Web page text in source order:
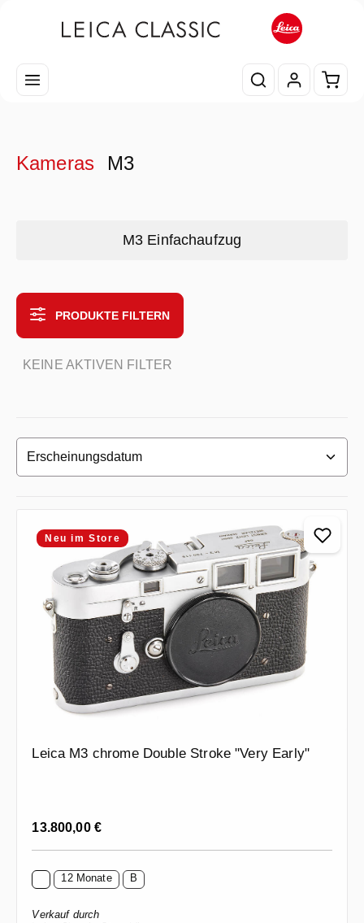
Kameras M3
M3 Einfachaufzug
PRODUKTE FILTERN
KEINE AKTIVEN FILTER
Neu im Store
Leica M3 chrome Double Stroke "Very Early"
Regulärer Preis:
13.800,00 €
12 Monate B
Verkauf durch